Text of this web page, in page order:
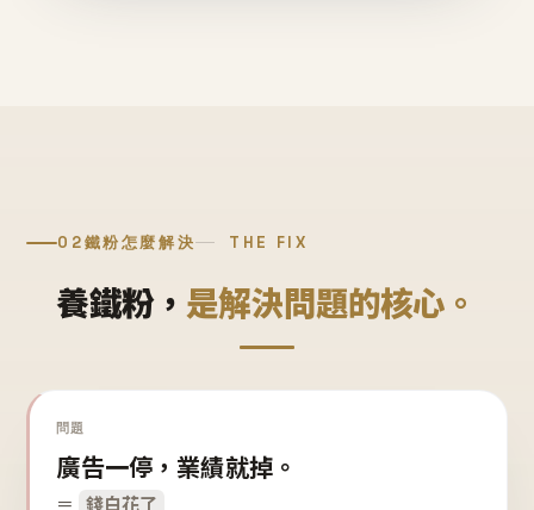
02鐵粉怎麼解決 THE FIX
養鐵粉， 是解決問題的核心。
問題
廣告一停，業績就掉。
＝ 錢白花了